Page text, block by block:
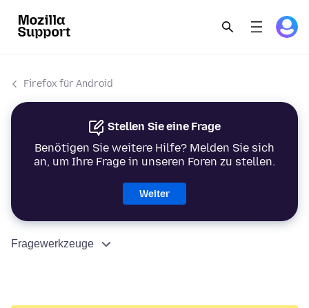
Firefox für Android
Stellen Sie eine Frage
Benötigen Sie weitere Hilfe? Melden Sie sich
an, um Ihre Frage in unseren Foren zu stellen.
Weiter
Fragewerkzeuge